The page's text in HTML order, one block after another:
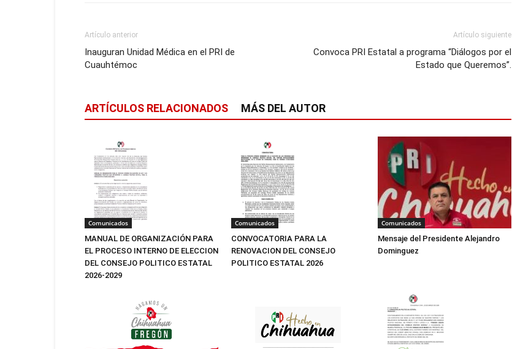
Artículo anterior
Inauguran Unidad Médica en el PRI de
Cuauhtémoc
Artículo siguiente
Convoca PRI Estatal a programa “Diálogos por el
Estado que Queremos”.
ARTÍCULOS RELACIONADOS MÁS DEL AUTOR
Comunicados
MANUAL DE ORGANIZACIÓN PARA
EL PROCESO INTERNO DE ELECCION
DEL CONSEJO POLITICO ESTATAL
2026-2029
Comunicados
CONVOCATORIA PARA LA
RENOVACION DEL CONSEJO
POLITICO ESTATAL 2026
Comunicados
Mensaje del Presidente Alejandro
Dominguez